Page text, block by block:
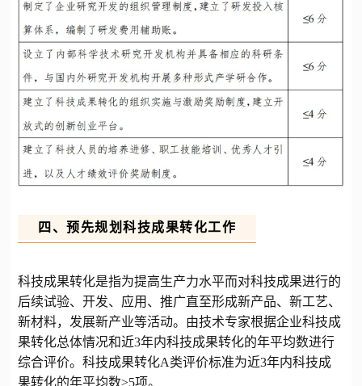
四、预先规划科技成果转化工作
科技成果转化是指为提高生产力水平而对科技成果进行的
后续试验、开发、应用、推广直至形成新产品、新工艺、
新材料，发展新产业等活动。由技术专家根据企业科技成
果转化总体情况和近3年内科技成果转化的年平均数进行
综合评价。科技成果转化A类评价标准为近3年内科技成
果转化的年平均数≥5项。